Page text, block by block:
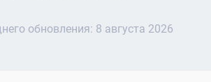
обновления: 8 августа 2026